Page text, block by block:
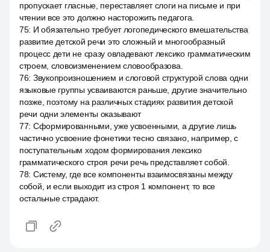
пропускает гласные, переставляет слоги на письме и при
чтении все это должно насторожить педагога.
75: И обязательно требует логопедического вмешательства
развитие детской речи это сложный и многообразный
процесс дети не сразу овладевают лексико грамматическим
строем, словоизменением словообразова.
76: Звукопроизношением и слоговой структурой слова одни
языковые группы усваиваются раньше, другие значительно
позже, поэтому на различных стадиях развития детской
речи одни элементы оказывают
77: Сформированными, уже усвоенными, а другие лишь
частично усвоение фонетики тесно связано, например, с
поступательным ходом формирования лексико
грамматического строя речи речь представляет собой.
78: Систему, где все компоненты взаимосвязаны между
собой, и если выходит из строя 1 компонент, то все
остальные страдают.